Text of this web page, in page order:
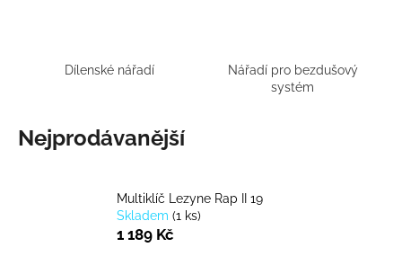
Dílenské nářadí
Nářadí pro bezdušový
systém
Nejprodávanější
Multiklíč Lezyne Rap II 19
Skladem (1 ks)
1 189 Kč
í
t